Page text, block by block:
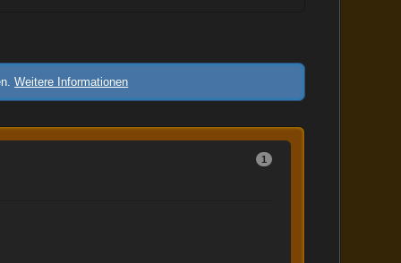
Weitere Informationen
1